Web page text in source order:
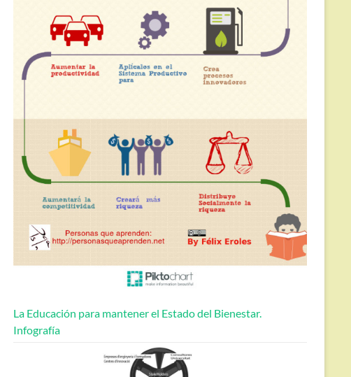
La Educación para mantener el Estado del Bienestar.
Infografía